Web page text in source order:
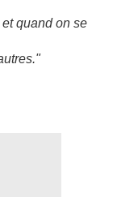
quand on se